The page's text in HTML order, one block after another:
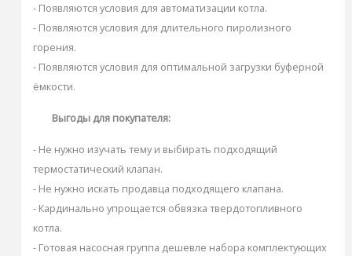
- Появляются условия для автоматизации котла.
- Появляются условия для длительного пиролизного
горения.
- Появляются условия для оптимальной загрузки буферной
ёмкости.
Выгоды для покупателя:
- Не нужно изучать тему и выбирать подходящий
термостатический клапан.
- Не нужно искать продавца подходящего клапана.
- Кардинально упрощается обвязка твердотопливного
котла.
- Готовая насосная группа дешевле набора комплектующих